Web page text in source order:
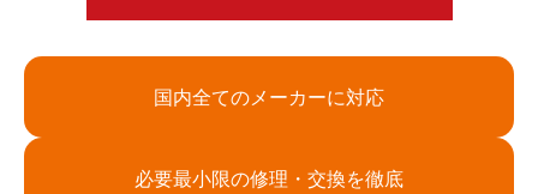
国内全てのメーカーに対応
必要最小限の修理・交換を徹底